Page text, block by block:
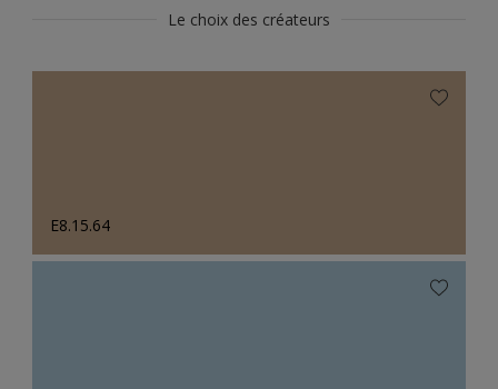
Le choix des créateurs
E8.15.64